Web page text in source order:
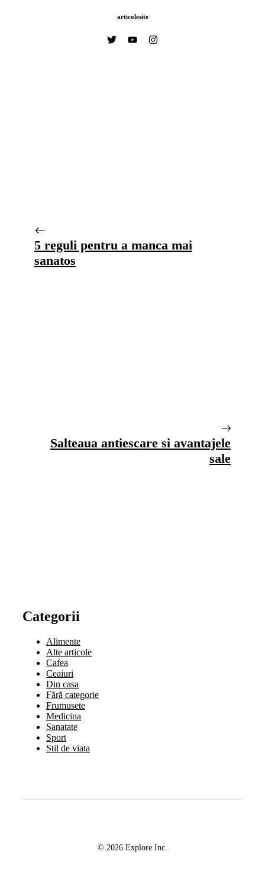
articolesite
5 reguli pentru a manca mai
sanatos
Salteaua antiescare si avantajele
sale
Categorii
Alimente
Alte articole
Cafea
Ceaiuri
Din casa
Fără categorie
Frumusete
Medicina
Sanatate
Sport
Stil de viata
© 2026 Explore Inc.